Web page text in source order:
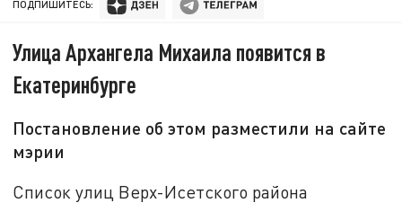
ПОДПИШИТЕСЬ:
Улица Архангела Михаила появится в
Екатеринбурге
Постановление об этом разместили на сайте
мэрии
Список улиц Верх-Исетского района